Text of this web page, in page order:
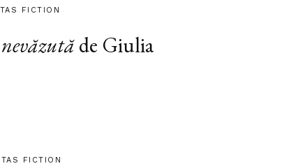
FICTION
de Giulia
FICTION